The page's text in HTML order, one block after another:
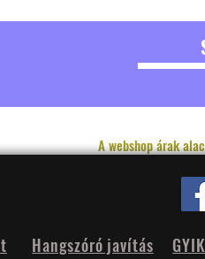
A webshop árak
Hangszóró javítás GYIK